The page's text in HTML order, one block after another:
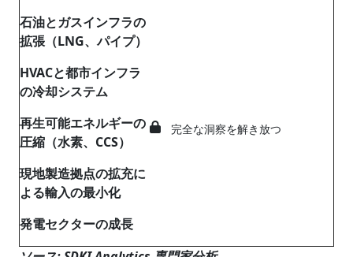
石油とガスインフラの
拡張（LNG、パイプ）
完全な洞察を解き放つ
HVACと都市インフラ
の冷却システム
再生可能エネルギーの
圧縮（水素、 CCS）
現地製造拠点の拡充に
よる輸入の最小化
発電セクターの成長